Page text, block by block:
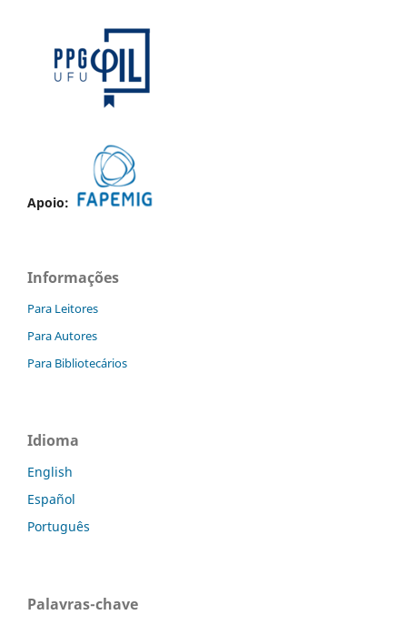
Apoio:
Informações
Para Leitores
Para Autores
Para Bibliotecários
Idioma
English
Español
Português
Palavras-chave